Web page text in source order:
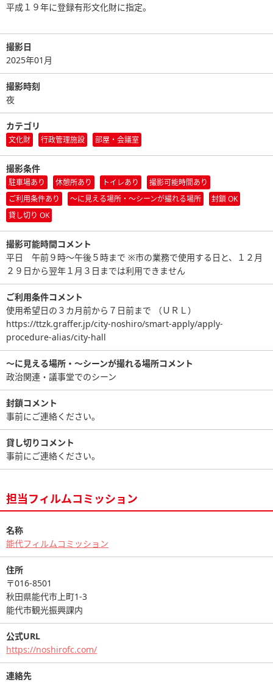
平成１９年に登録有形文化財に指定。
撮影日
2025年01月
撮影時刻
夜
カテゴリ
文化財 行政管理施設 部屋・会議室
撮影条件
駐車場あり 休憩所あり トイレあり
撮影可能時間あり
ご利用条件あり
〜に見える場所・〜シーンが撮れる場所
封鎖 OK
貸し切り OK
撮影可能時間コメント
平日 午前９時～午後５時まで ※市の業務で使用する日と、１２月
２９日から翌年１月３日までは利用できません
ご利用条件コメント
使用希望日の３カ月前から７日前まで （ＵＲＬ）
https://ttzk.graffer.jp/city-noshiro/smart-apply/apply-
procedure-alias/city-hall
〜に見える場所・〜シーンが撮れる場所コメント
政治関連・議事堂でのシーン
封鎖コメント
事前にご連絡ください。
貸し切りコメント
事前にご連絡ください。
担当フィルムコミッション
名称
能代フィルムコミッション
住所
〒016-8501
秋田県能代市上町1-3
能代市観光振興課内
公式URL
https://noshirofc.com/
連絡先